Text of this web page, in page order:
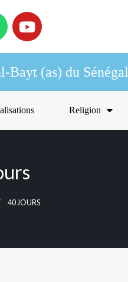
Bayt (as) du Sénégal
Religion
40 JOURS